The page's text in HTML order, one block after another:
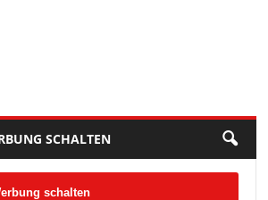
SCHALTEN
schalten